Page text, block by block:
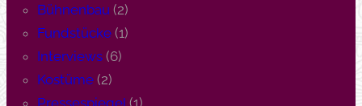
Bühnenbau (2)
Fundstücke(1)
Interviews(6)
Kostüme(2)
Pressespiegel (1)